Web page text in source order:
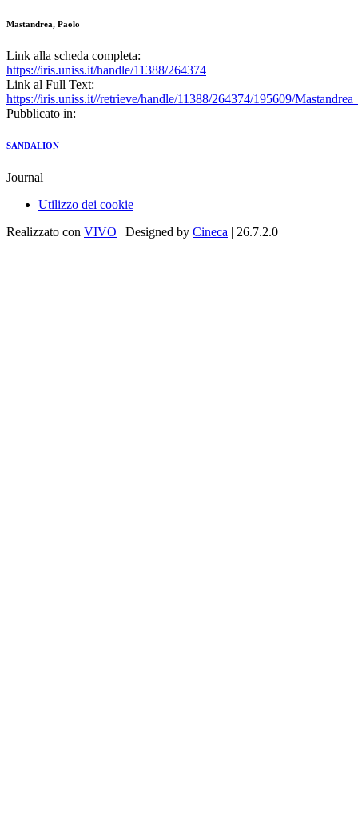
Mastandrea, Paolo
Link alla scheda completa:
https://iris.uniss.it/handle/11388/264374
Link al Full Text:
https://iris.uniss.it//retrieve/handle/11388/264374/195609/
Pubblicato in:
SANDALION
Journal
Utilizzo dei cookie
Realizzato con VIVO | Designed by Cineca | 26.7.2.0